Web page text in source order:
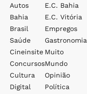
Autos
Bahia
Brasil
Saúde
Cineinsite
Concursos
Cultura
Digital
E.c. Bahia
E.c. Vitória
Empregos
Gastronomia
Muito
Mundo
Opinião
Política